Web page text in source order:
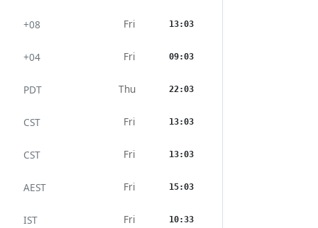
+08 Fri 13:03
+04 Fri 09:03
PDT Thu 22:03
CST Fri 13:03
CST Fri 13:03
AEST Fri 15:03
IST Fri 10:33